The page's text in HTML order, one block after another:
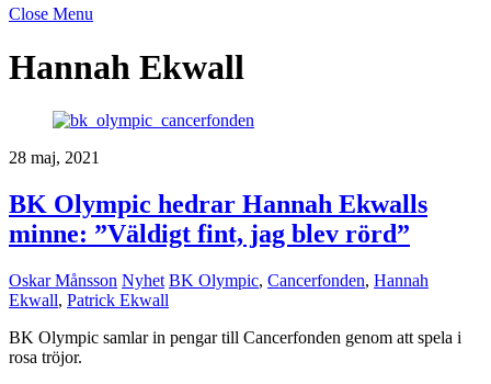
Close Menu
Hannah Ekwall
28 maj, 2021
BK Olympic hedrar Hannah Ekwalls
minne: ”Väldigt fint, jag blev rörd”
Oskar Månsson Nyhet BK Olympic, Cancerfonden, Hannah
Ekwall, Patrick Ekwall
BK Olympic samlar in pengar till Cancerfonden genom att spela i
rosa tröjor.